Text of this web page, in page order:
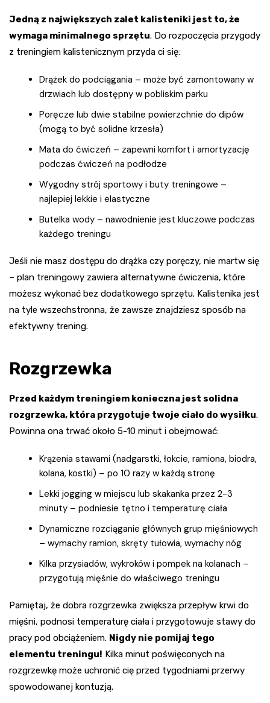
Jedną z największych zalet kalisteniki jest to, że
wymaga minimalnego sprzętu. Do rozpoczęcia przygody
z treningiem kalistenicznym przyda ci się:
Drążek do podciągania – może być zamontowany w
drzwiach lub dostępny w pobliskim parku
Poręcze lub dwie stabilne powierzchnie do dipów
(mogą to być solidne krzesła)
Mata do ćwiczeń – zapewni komfort i amortyzację
podczas ćwiczeń na podłodze
Wygodny strój sportowy i buty treningowe –
najlepiej lekkie i elastyczne
Butelka wody – nawodnienie jest kluczowe podczas
każdego treningu
Jeśli nie masz dostępu do drążka czy poręczy, nie martw się
– plan treningowy zawiera alternatywne ćwiczenia, które
możesz wykonać bez dodatkowego sprzętu. Kalistenika jest
na tyle wszechstronna, że zawsze znajdziesz sposób na
efektywny trening.
Rozgrzewka
Przed każdym treningiem konieczna jest solidna
rozgrzewka, która przygotuje twoje ciało do wysiłku.
Powinna ona trwać około 5-10 minut i obejmować:
Krążenia stawami (nadgarstki, łokcie, ramiona, biodra,
kolana, kostki) – po 10 razy w każdą stronę
Lekki jogging w miejscu lub skakanka przez 2-3
minuty – podniesie tętno i temperaturę ciała
Dynamiczne rozciąganie głównych grup mięśniowych
– wymachy ramion, skręty tułowia, wymachy nóg
Kilka przysiadów, wykroków i pompek na kolanach –
przygotują mięśnie do właściwego treningu
Pamiętaj, że dobra rozgrzewka zwiększa przepływ krwi do
mięśni, podnosi temperaturę ciała i przygotowuje stawy do
pracy pod obciążeniem. Nigdy nie pomijaj tego
elementu treningu! Kilka minut poświęconych na
rozgrzewkę może uchronić cię przed tygodniami przerwy
spowodowanej kontuzją.